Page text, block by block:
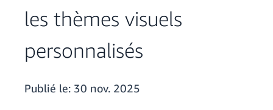
les thèmes visuels
personnalisés
Publié le: 30 nov. 2025